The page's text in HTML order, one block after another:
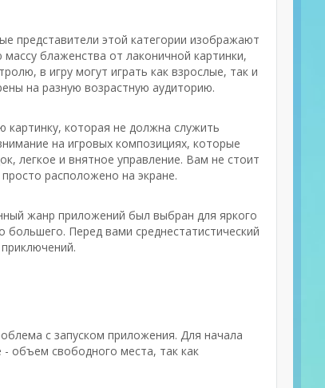
представители этой категории изображают
блаженства от лаконичной картинки,
в игру могут играть как взрослые, так и
на разную возрастную аудиторию.
картинку, которая не должна служить
на игровых композициях, которые
легкое и внятное управление. Вам не стоит
расположено на экране.
жанр приложений был выбран для яркого
большего. Перед вами среднестатистический
с запуском приложения. Для начала
объем свободного места, так как